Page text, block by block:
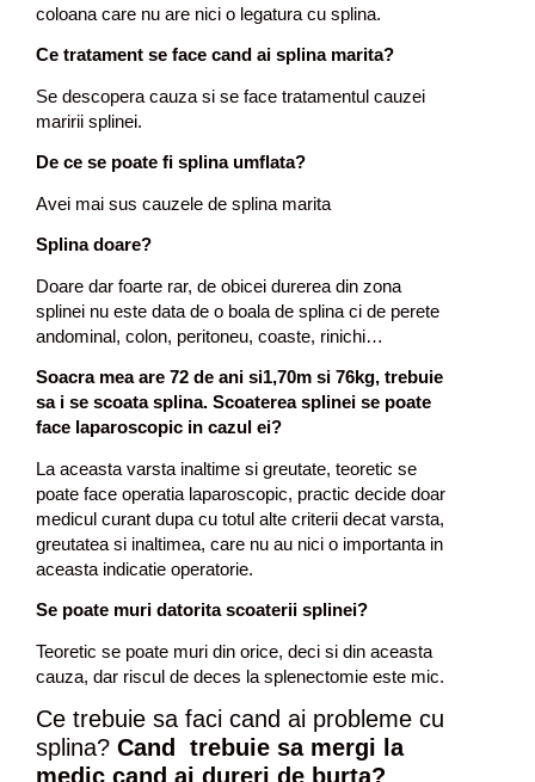
coloana care nu are nici o legatura cu splina.
Ce tratament se face cand ai splina marita?
Se descopera cauza si se face tratamentul cauzei
maririi splinei.
De ce se poate fi splina umflata?
Avei mai sus cauzele de splina marita
Splina doare?
Doare dar foarte rar, de obicei durerea din zona
splinei nu este data de o boala de splina ci de perete
andominal, colon, peritoneu, coaste, rinichi…
Soacra mea are 72 de ani si1,70m si 76kg, trebuie
sa i se scoata splina. Scoaterea splinei se poate
face laparoscopic in cazul ei?
La aceasta varsta inaltime si greutate, teoretic se
poate face operatia laparoscopic, practic decide doar
medicul curant dupa cu totul alte criterii decat varsta,
greutatea si inaltimea, care nu au nici o importanta in
aceasta indicatie operatorie.
Se poate muri datorita scoaterii splinei?
Teoretic se poate muri din orice, deci si din aceasta
cauza, dar riscul de deces la splenectomie este mic.
Ce trebuie sa faci cand ai probleme cu
splina? Cand trebuie sa mergi la
medic cand ai dureri de burta?